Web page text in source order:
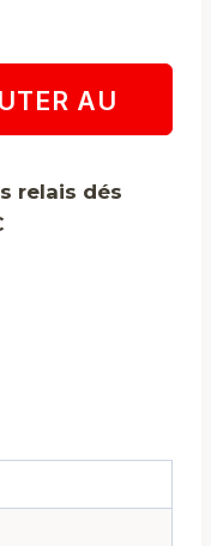
AU
relais dés